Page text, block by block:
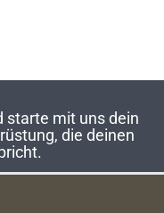
starte mit uns dein
die deinen